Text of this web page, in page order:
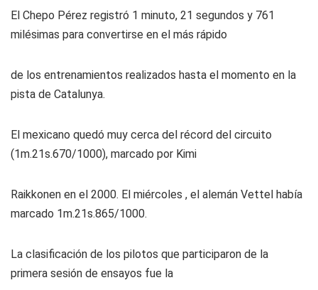
El Chepo Pérez registró 1 minuto, 21 segundos y 761
milésimas para convertirse en el más rápido
de los entrenamientos realizados hasta el momento en la
pista de Catalunya.
El mexicano quedó muy cerca del récord del circuito
(1m.21s.670/1000), marcado por Kimi
Raikkonen en el 2000. El miércoles , el alemán Vettel había
marcado 1m.21s.865/1000.
La clasificación de los pilotos que participaron de la
primera sesión de ensayos fue la